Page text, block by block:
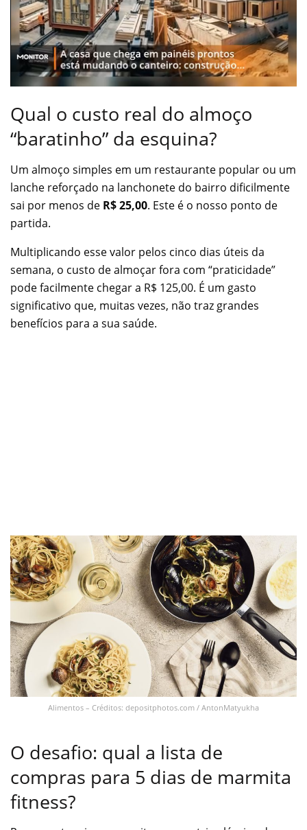
Qual o custo real do almoço
“baratinho” da esquina?
Um almoço simples em um restaurante popular ou um
lanche reforçado na lanchonete do bairro dificilmente
sai por menos de R$ 25,00. Este é o nosso ponto de
partida.
Multiplicando esse valor pelos cinco dias úteis da
semana, o custo de almoçar fora com “praticidade”
pode facilmente chegar a R$ 125,00. É um gasto
significativo que, muitas vezes, não traz grandes
benefícios para a sua saúde.
Alimentos – Créditos: depositphotos.com / AntonMatyukha
O desafio: qual a lista de
compras para 5 dias de marmita
fitness?